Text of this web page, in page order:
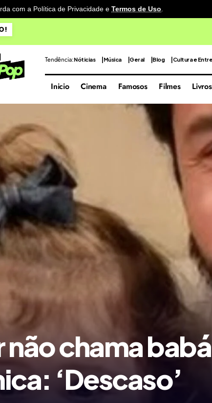
com a Política de Privacidade e Termos de Uso.
Tendência:Nóticias Música Geral Blog Cultura e
Inicio Cinema Famosos Filmes Livros
não chama
‘Descaso’